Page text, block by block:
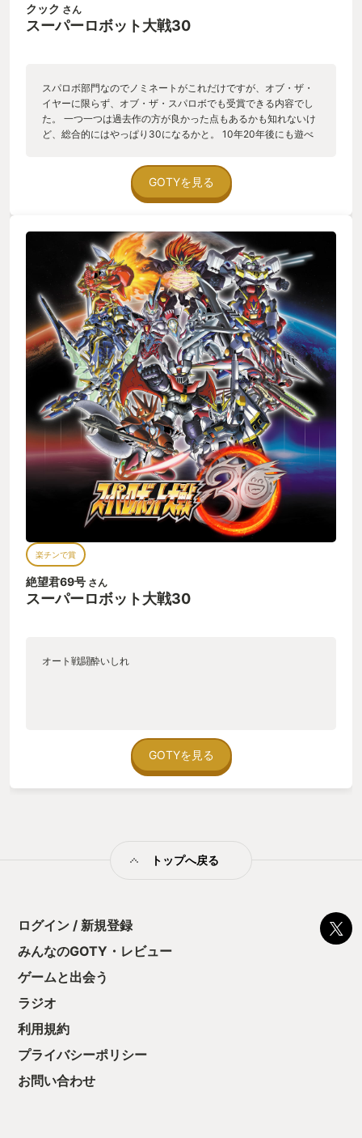
クック さん
スーパーロボット大戦30
スパロボ部門なのでノミネートがこれだけですが、オブ・ザ・
イヤーに限らず、オブ・ザ・スパロボでも受賞できる内容でし
た。 一つ一つは過去作の方が良かった点もあるかも知れないけ
ど、総合的にはやっぱり30になるかと。 10年20年後にも遊べ
GOTYを見る
楽チンで賞
絶望君69号 さん
スーパーロボット大戦30
オート戦闘酔いしれ
GOTYを見る
トップへ戻る
ログイン / 新規登録
みんなのGOTY・レビュー
ゲームと出会う
ラジオ
利用規約
プライバシーポリシー
お問い合わせ